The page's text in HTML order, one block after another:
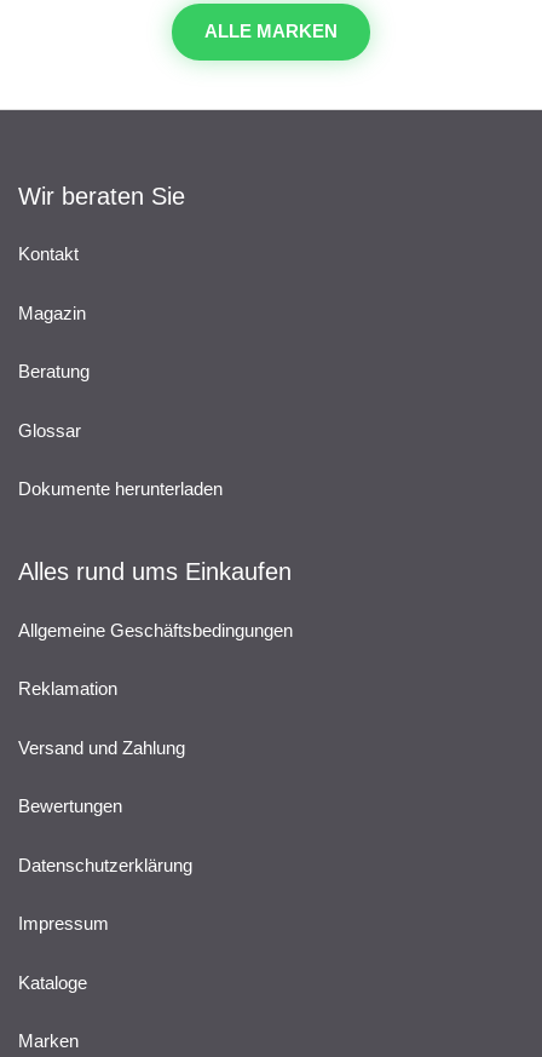
ALLE MARKEN
Wir beraten Sie
Kontakt
Magazin
Beratung
Glossar
Dokumente herunterladen
Alles rund ums Einkaufen
Allgemeine Geschäftsbedingungen
Reklamation
Versand und Zahlung
Bewertungen
Datenschutzerklärung
Impressum
Kataloge
Marken